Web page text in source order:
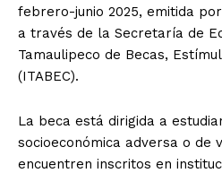
febrero-junio 2025, emitida
a través de la Secretaría de
Tamaulipeco de Becas,
(ITABEC).
La beca está dirigida a
socioeconómica adversa o de
encuentren inscritos en